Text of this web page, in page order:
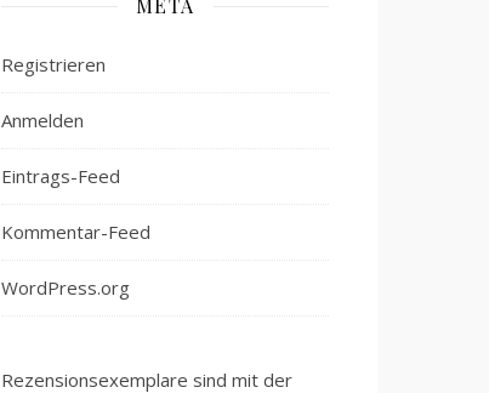
META
Registrieren
Anmelden
Eintrags-Feed
Kommentar-Feed
WordPress.org
Rezensionsexemplare sind mit der